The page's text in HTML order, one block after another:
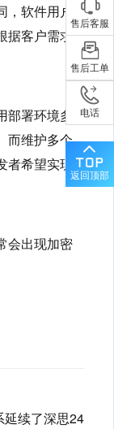
软件用户
据客户需求
署环境多
而维护多个
希望实现
会出现加密
延续了深思24
售后客服
售后工单
电话
返回顶部